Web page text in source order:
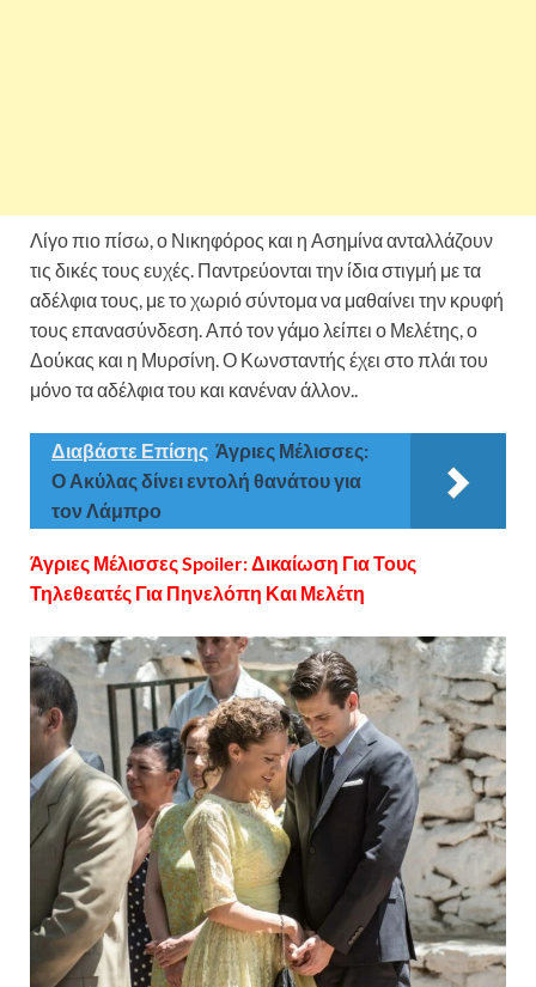
Λίγο πιο πίσω, ο Νικηφόρος και η Ασημίνα ανταλλάζουν
τις δικές τους ευχές. Παντρεύονται την ίδια στιγμή με τα
αδέλφια τους, με το χωριό σύντομα να μαθαίνει την κρυφή
τους επανασύνδεση. Από τον γάμο λείπει ο Μελέτης, ο
Δούκας και η Μυρσίνη. Ο Κωνσταντής έχει στο πλάι του
μόνο τα αδέλφια του και κανέναν άλλον..
Διαβάστε Επίσης Άγριες Μέλισσες:
Ο Ακύλας δίνει εντολή θανάτου για
τον Λάμπρο
Άγριες Μέλισσες Spoiler: Δικαίωση Για Τους
Τηλεθεατές Για Πηνελόπη Και Μελέτη